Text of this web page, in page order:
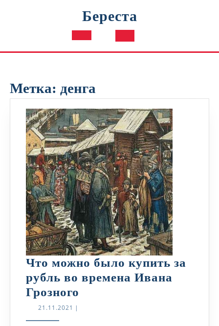
Береста
Кнопка
Метка: денга
Что можно было купить за
рубль во времена Ивана
Грозного
21.11.2021 21.11.2021
|